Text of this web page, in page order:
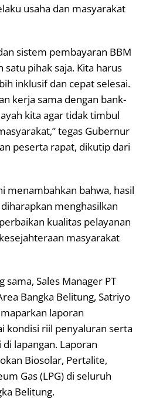
usaha dan masyarakat
sistem pembayaran BBM
pihak saja. Kita harus
inklusif dan cepat selesai.
kerja sama dengan bank-
kita agar tidak timbul
tegas Gubernur
peserta rapat, dikutip dari
menambahkan bahwa, hasil
menghasilkan
kualitas pelayanan
masyarakat
Sales Manager PT
Bangka Belitung, Satriyo
laporan
kondisi riil penyaluran serta
lapangan. Laporan
Biosolar, Pertalite,
Gas (LPG) di seluruh
Belitung.